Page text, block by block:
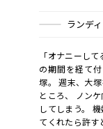
ランディ
「オナニーし
の期間を経て
塚。 週末、大
ところ、 ノン
してしまう。
てくれたら許す